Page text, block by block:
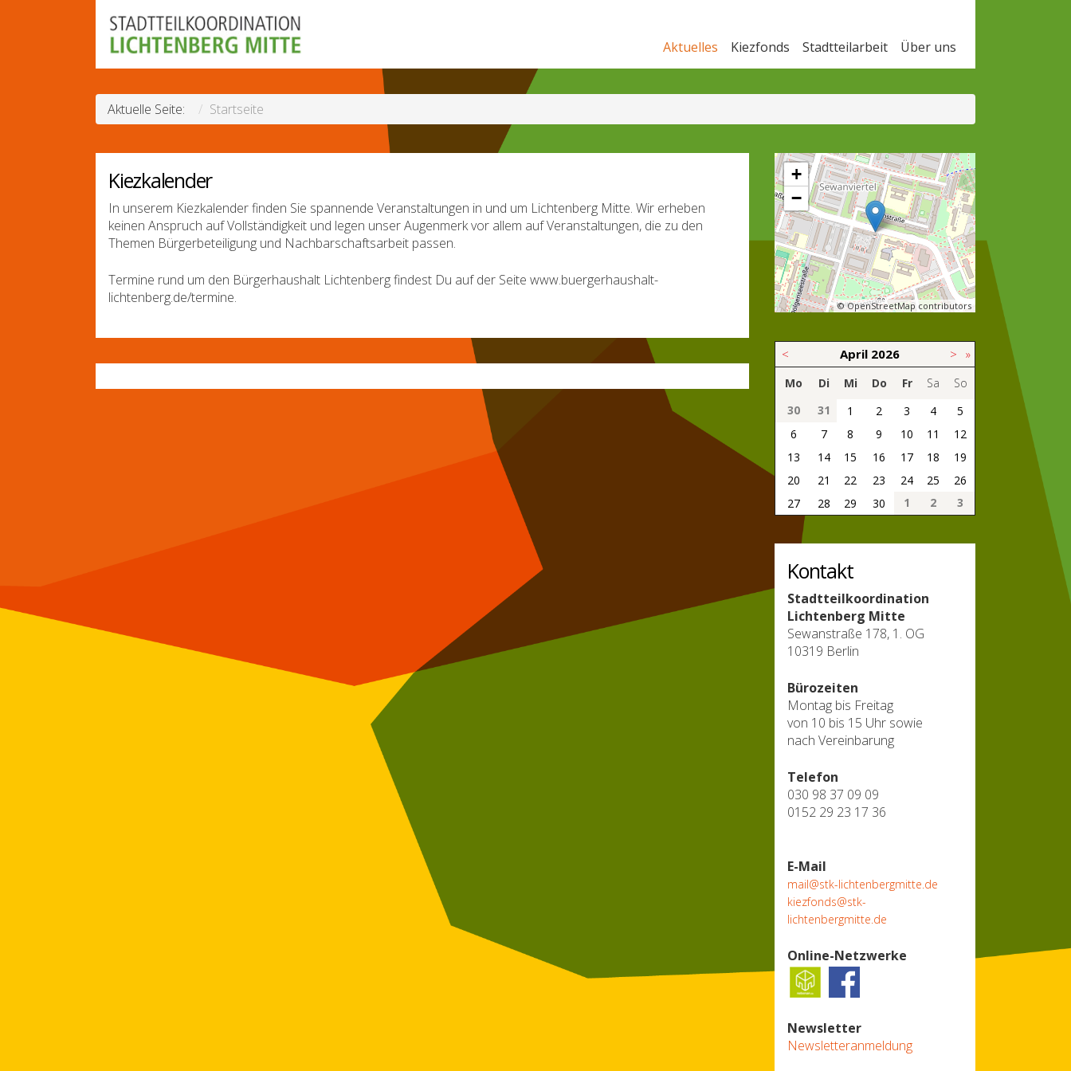
Aktuelles Kiezfonds Stadtteilarbeit Über uns
Aktuelle Seite: Startseite
Kiezkalender
In unserem Kiezkalender finden Sie spannende Veranstaltungen in und um Lichtenberg Mitte. Wir erheben
keinen Anspruch auf Vollständigkeit und legen unser Augenmerk vor allem auf Veranstaltungen, die zu den
Themen Bürgerbeteiligung und Nachbarschaftsarbeit passen.
Termine rund um den Bürgerhaushalt Lichtenberg findest Du auf der Seite www.buergerhaushalt-
lichtenberg.de/termine.
+
−
© OpenStreetMap contributors
< April 2026 > »
Mo Di Mi Do Fr Sa
So
30
31 1 2 3 4
5
6
7 8 9 10 11
12
13
14 15 16 17 18
19
20
21 22 23 24 25
26
27
28 29 30 1 2 3
Kontakt
Stadtteilkoordination
Lichtenberg Mitte
Sewanstraße 178, 1. OG
10319 Berlin
Bürozeiten
Montag bis Freitag
von 10 bis 15 Uhr sowie
nach Vereinbarung
Telefon
030 98 37 09 09
0152 29 23 17 36
E-Mail
mail@stk-lichtenbergmitte.de
kiezfonds@stk-
lichtenbergmitte.de
Online-Netzwerke
Newsletter
Newsletteranmeldung